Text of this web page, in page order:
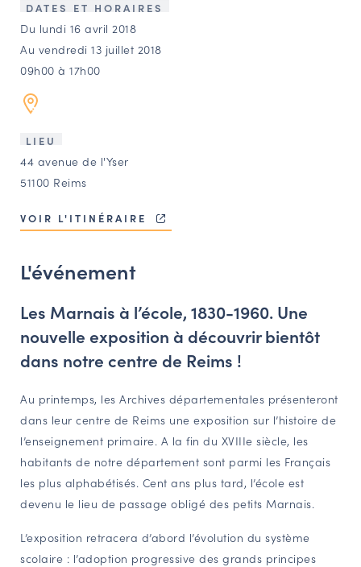
LES ACTIONS PHARES
CONTACT
Agenda
Annuaire
Ressources
OFFRES D’EMPLOI ET DE STAGE
OUTILS EN LIGNE
Espace acteurs
PORTAIL CULTURE
Comité d'Histoire Régionale
Service Inventaire et Patrimoines de la Région Grand Est
VOUS ÊTES…
DATES ET HORAIRES
Du lundi 16 avril 2018
Au vendredi 13 juillet 2018
09h00 à 17h00
LIEU
44 avenue de l'Yser
51100 Reims
VOIR L'ITINÉRAIRE
L'événement
Les Marnais à l’école, 1830-1960. Une
nouvelle exposition à découvrir bientôt
dans notre centre de Reims !
Au printemps, les Archives départementales présenteront
dans leur centre de Reims une exposition sur l’histoire de
l’enseignement primaire. A la fin du XVIIIe siècle, les
habitants de notre département sont parmi les Français
les plus alphabétisés. Cent ans plus tard, l’école est
devenu le lieu de passage obligé des petits Marnais.
L’exposition retracera d’abord l’évolution du système
scolaire : l’adoption progressive des grands principes